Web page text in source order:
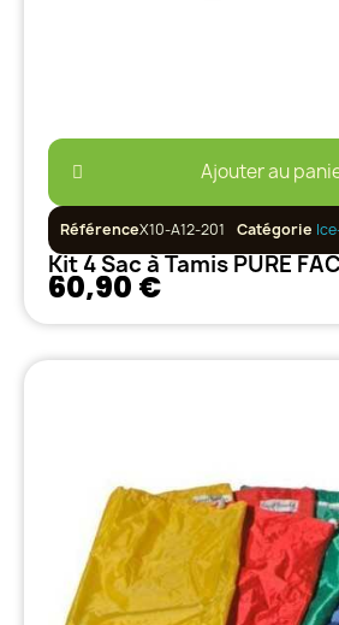
Ajouter au
RéférenceX10-A12-201 Catégorie
Kit 4 Sac à Tamis PURE
60,90 €